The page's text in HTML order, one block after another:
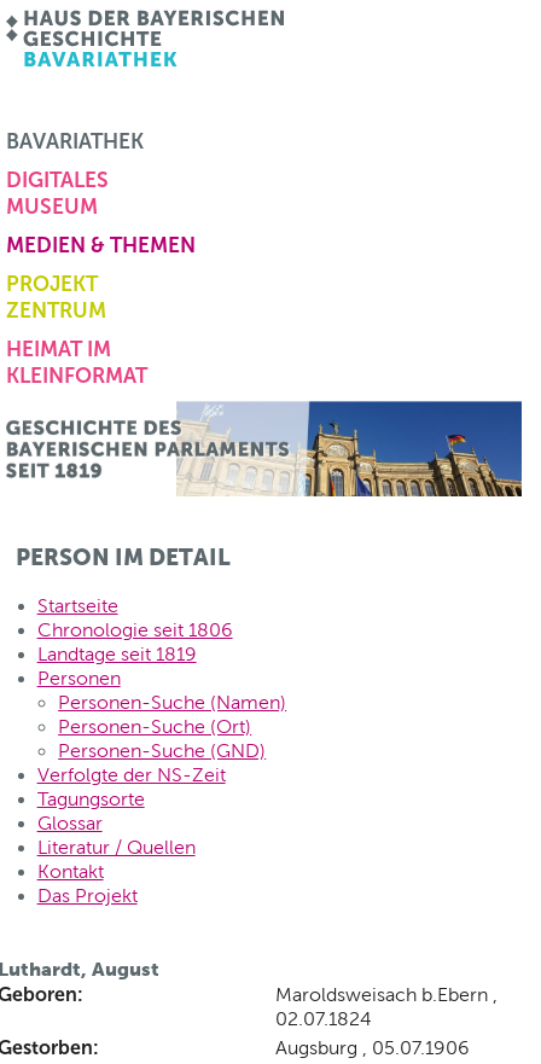
BAVARIATHEK
DIGITALES
MUSEUM
MEDIEN & THEMEN
PROJEKT
ZENTRUM
HEIMAT IM
KLEINFORMAT
PERSON IM DETAIL
Startseite
Chronologie seit 1806
Landtage seit 1819
Personen
Personen-Suche (Namen)
Personen-Suche (Ort)
Personen-Suche (GND)
Verfolgte der NS-Zeit
Tagungsorte
Glossar
Literatur / Quellen
Kontakt
Das Projekt
August
Maroldsweisach b.Ebern ,
02.07.1824
Augsburg , 05.07.1906